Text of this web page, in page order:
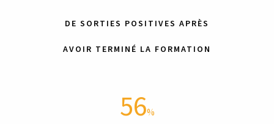
DE SORTIES POSITIVES APRÈS
AVOIR TERMINÉ LA FORMATION
56%